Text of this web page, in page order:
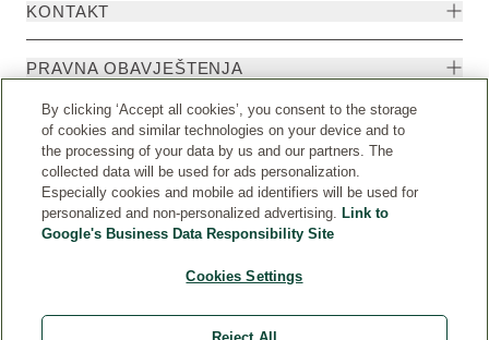
KONTAKT
PRAVNA OBAVJEŠTENJA
Weleda International © Weleda 2026
By clicking ‘Accept all cookies’, you consent to the storage
of cookies and similar technologies on your device and to
the processing of your data by us and our partners. The
collected data will be used for ads personalization.
Especially cookies and mobile ad identifiers will be used for
personalized and non-personalized advertising. Link to
Google's Business Data Responsibility Site
Cookies Settings